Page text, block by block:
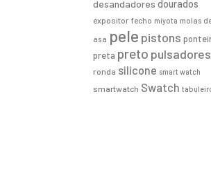
desandadores dourados
expositor fecho miyota molas
asa pele pistons
preta preto pulsadores
ronda silicone smart watch
smartwatch Swatch